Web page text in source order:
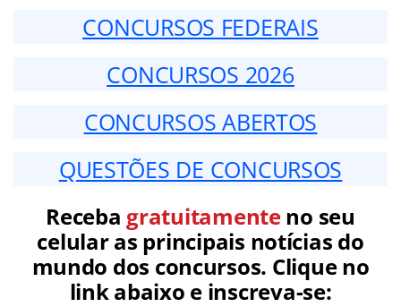
CONCURSOS FEDERAIS
CONCURSOS 2026
CONCURSOS ABERTOS
QUESTÕES DE CONCURSOS
Receba gratuitamenteno seu
celular as principais notícias do
mundo dos concursos. Clique no
link abaixo e inscreva-se: